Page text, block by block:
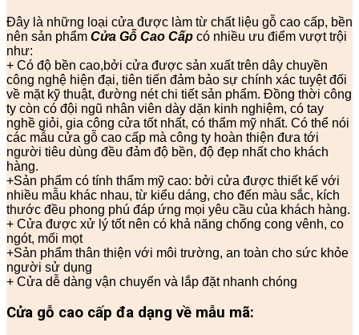
Đây là những loại cửa được làm từ chất liệu gỗ cao cấp, bền
nên sản phẩm Cửa Gỗ Cao Cấp có nhiều ưu điểm vượt trội
như:
+ Có độ bền cao,bởi cửa được sản xuất trên dây chuyền
công nghệ hiện đại, tiên tiến đảm bảo sự chính xác tuyệt đối
về mặt kỹ thuật, đường nét chi tiết sản phẩm. Đồng thời công
ty còn có đội ngũ nhân viên dày dặn kinh nghiệm, có tay
nghề giỏi, gia công cửa tốt nhất, có thẩm mỹ nhất. Có thể nói
các mẫu cửa gỗ cao cấp mà công ty hoàn thiện đưa tới
người tiêu dùng đều đảm độ bền, độ đẹp nhất cho khách
hàng.
+Sản phẩm có tính thẩm mỹ cao: bởi cửa được thiết kế với
nhiều mẫu khác nhau, từ kiểu dáng, cho đến màu sắc, kích
thước đều phong phú đáp ứng mọi yêu cầu của khách hàng.
+ Cửa được xử lý tốt nên có khả năng chống cong vênh, co
ngót, mối mọt
+Sản phẩm thân thiện với môi trường, an toàn cho sức khỏe
người sử dụng
+ Cửa dễ dàng vận chuyển và lắp đặt nhanh chóng
Cửa gỗ cao cấp đa dạng về mẫu mã: